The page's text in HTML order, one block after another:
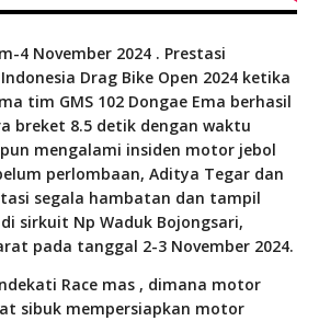
4 November 2024 . Prestasi
Drag Bike Open 2024 ketika
tim GMS 102 Dongae Ema berhasil
breket 8.5 detik dengan waktu
mengalami insiden motor jebol
perlombaan, Aditya Tegar dan
segala hambatan dan tampil
sirkuit Np Waduk Bojongsari,
pada tanggal 2-3 November 2024.
Race mas , dimana motor
sibuk mempersiapkan motor